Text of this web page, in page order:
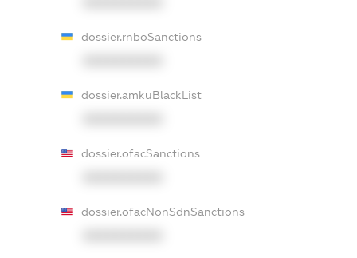
dossier.rnboSanctions
dossier.amkuBlackList
dossier.ofacSanctions
dossier.ofacNonSdnSanctions